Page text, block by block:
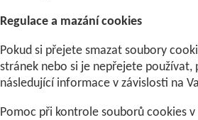
Regulace a mazání cookies
Pokud si přejete smazat soubory
stránek nebo si je nepřejete používat,
následující informace v závislosti na
Pomoc při kontrole souborů cookies